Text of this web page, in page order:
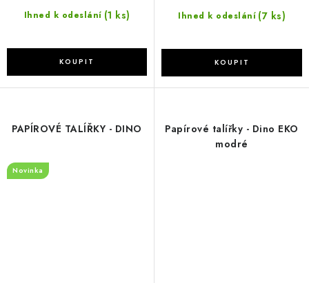
Ihned k odeslání (1 ks) Ihned k odeslání (7 ks)
PAPÍROVÉ TALÍŘKY - DINO
Novinka
Papírové talířky - Dino EKO
modré